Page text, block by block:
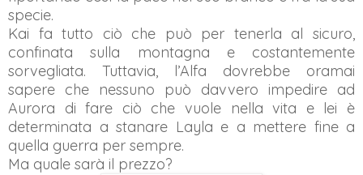
specie.
Kai fa tutto ciò che può per tenerla al sicuro,
confinata sulla montagna e costantemente
sorvegliata. Tuttavia, l’Alfa dovrebbe oramai
sapere che nessuno può davvero impedire ad
Aurora di fare ciò che vuole nella vita e lei è
determinata a stanare Layla e a mettere fine a
quella guerra per sempre.
Ma quale sarà il prezzo?